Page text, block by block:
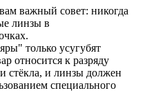
важный совет: никогда
линзы в
только усугубят
относится к разряду
стёкла, и линзы должен
специального